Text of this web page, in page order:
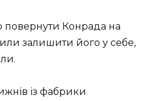
повернути Конрада на
залишити його у себе,
із фабрики